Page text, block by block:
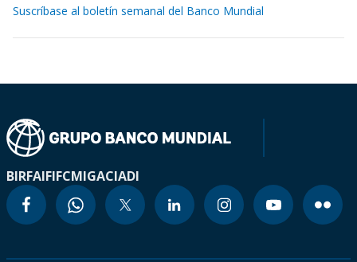
Suscríbase al boletín semanal del Banco Mundial
BIRFAIFIFCMIGACIADI